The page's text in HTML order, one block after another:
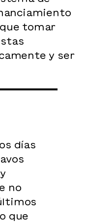
tomar
y ser
días
no
que